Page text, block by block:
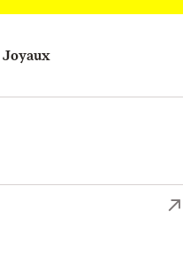
Joyaux